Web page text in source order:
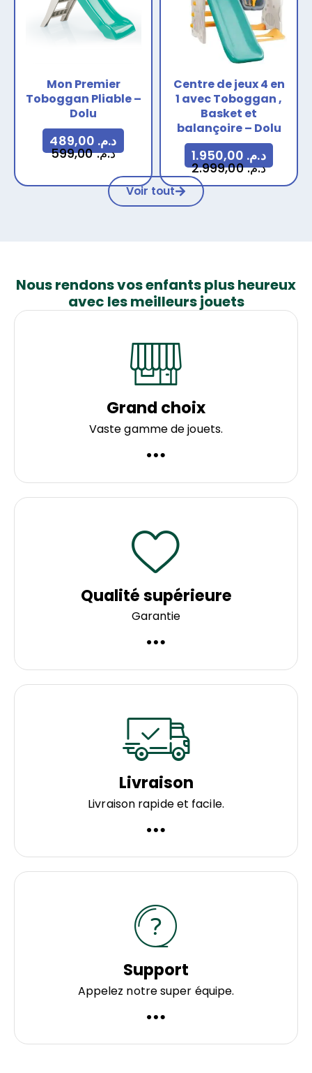
Mon Premier
Toboggan Pliable –
Dolu
د.م.599,00
د.م.
Centre de jeux 4 en
1 avec Toboggan ,
Basket et
balançoire – Dolu
د.م.2.999,00
د.م.
Voir tout
Nous rendons vos enfants plusheureux
avec les meilleurs jouets
Grand choix
Vaste gamme de jouets.
Qualité supérieure
Garantie
Livraison
Livraison rapide et facile.
Support
Appelez notre super équipe.